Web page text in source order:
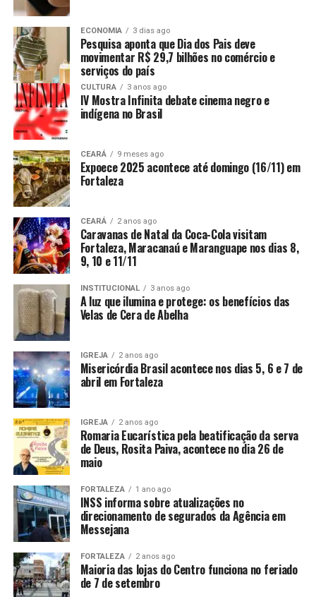
ECONOMIA 3 dias ago
Pesquisa aponta que Dia dos Pais deve
movimentar R$ 29,7 bilhões no comércio e
serviços do país
CULTURA 3 anos ago
IV Mostra Infinita debate cinema negro e
indígena no Brasil
CEARÁ 9 meses ago
Expoece 2025 acontece até domingo (16/11) em
Fortaleza
CEARÁ 2 anos ago
Caravanas de Natal da Coca-Cola visitam
Fortaleza, Maracanaú e Maranguape nos dias 8,
9, 10 e 11/11
INSTITUCIONAL 3 anos ago
A luz que ilumina e protege: os benefícios das
Velas de Cera de Abelha
IGREJA 2 anos ago
Misericórdia Brasil acontece nos dias 5, 6 e 7 de
abril em Fortaleza
IGREJA 2 anos ago
Romaria Eucarística pela beatificação da serva
de Deus, Rosita Paiva, acontece no dia 26 de
maio
FORTALEZA 1 ano ago
INSS informa sobre atualizações no
direcionamento de segurados da Agência em
Messejana
FORTALEZA 2 anos ago
Maioria das lojas do Centro funciona no feriado
de 7 de setembro